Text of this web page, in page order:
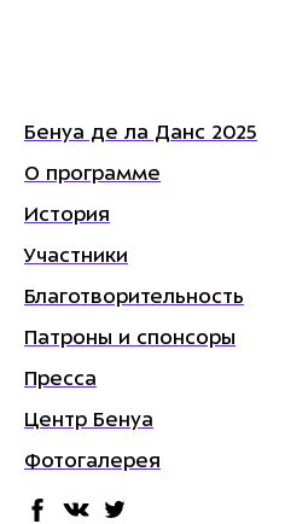
Бенуа де ла Данс 2025
О программе
История
Участники
Благотворительность
Патроны и спонсоры
Пресса
Центр Бенуа
Фотогалерея